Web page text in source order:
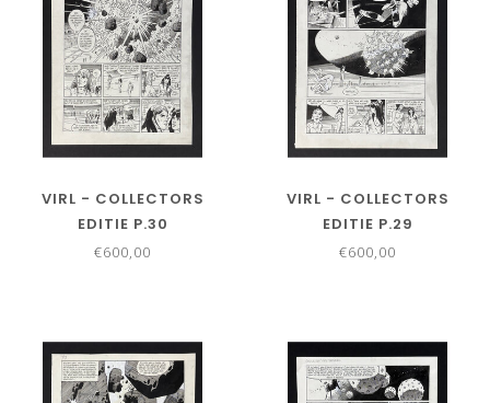
VIRL - COLLECTORS
EDITIE P.30
€600,00
VIRL - COLLECTORS
EDITIE P.29
€600,00